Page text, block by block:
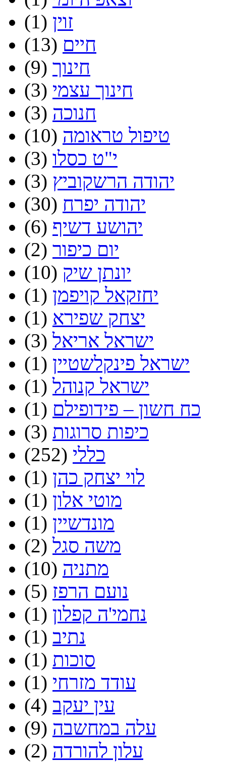
זוין (1)
חיים (13)
חינוך (9)
חינוך עצמי (3)
חנוכה (3)
טיפול טראומה (10)
י"ט כסלו (3)
יהודה הרשקוביץ (3)
יהודה יפרח (30)
יהושע דשיף (6)
יום כיפור (2)
יונתן שיק (10)
יחזקאל קויפמן (1)
יצחק שפירא (1)
ישראל אריאל (3)
ישראל פינקלשטיין (1)
ישראל קנוהל (1)
כח חשון – פידופילם (1)
כיפות סרוגות (3)
כללי (252)
לוי יצחק כהן (1)
מוטי אלון (1)
מונדשיין (1)
משה סגל (2)
מתניה (10)
נועם הרפז (5)
נחמי'ה קפלון (1)
נתיב (1)
סוכות (1)
עודד מזרחי (1)
עין יעקב (4)
עלה במחשבה (9)
עלון להורדה (2)